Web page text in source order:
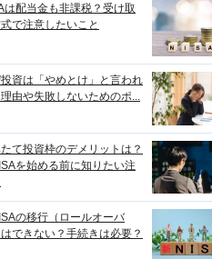
は配当金も非課税？受け取
で注意したいこと
資は「やめとけ」と言われ
由や失敗しないためのポ...
て投資枠のデメリットは？
を始める前に知りたい注
の移行（ロールオーバ
できない？手続きは必要？